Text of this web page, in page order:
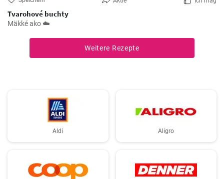
Tvarohové buchty
Mäkké ako ☁️
Weitere Rezepte
Aldi Aligro